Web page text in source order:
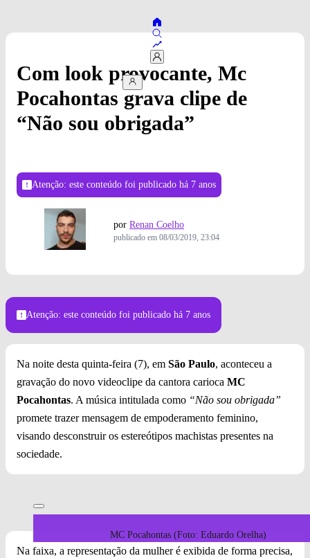
Com look provocante, Mc
Pocahontas grava clipe de
“Não sou obrigada”
Atenção: este conteúdo foi publicado há 7 anos
por Renan Coelho
publicado em 08/03/2019, 23:04
Atenção: este conteúdo foi publicado há 7 anos
Na noite desta quinta-feira (7), em São Paulo, aconteceu a
gravação do novo videoclipe da cantora carioca MC
Pocahontas. A música intitulada como “Não sou obrigada”
promete trazer mensagem de empoderamento feminino,
visando desconstruir os estereótipos machistas presentes na
sociedade.
MC Pocahontas (Foto: Eduardo Orelha)
Na faixa, a representação da mulher é exibida de forma precisa,